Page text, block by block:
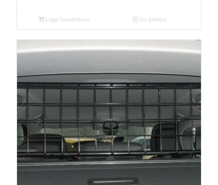
Legg i handlekurv Vis detaljer